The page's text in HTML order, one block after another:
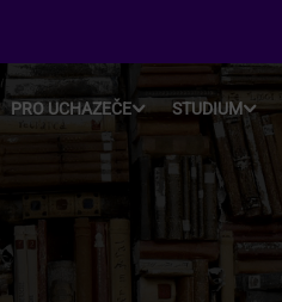
PRO UCHAZEČE STUDIUM